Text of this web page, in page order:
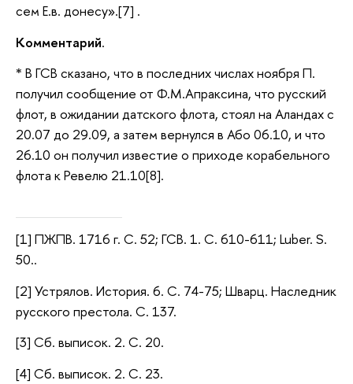
сем Е.в. донесу».[7] .
Комментарий.
* В ГСВ сказано, что в последних числах ноября П.
получил сообщение от Ф.М.Апраксина, что русский
флот, в ожидании датского флота, стоял на Аландах с
20.07 до 29.09, а затем вернулся в Або 06.10, и что
26.10 он получил известие о приходе корабельного
флота к Ревелю 21.10[8].
[1] ПЖПВ. 1716 г. С. 52; ГСВ. 1. С. 610-611; Luber. S.
50..
[2] Устрялов. История. 6. С. 74-75; Шварц. Наследник
русского престола. С. 137.
[3] Сб. выписок. 2. С. 20.
[4] Сб. выписок. 2. С. 23.